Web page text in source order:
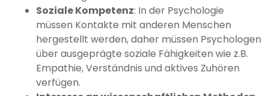
Soziale Kompetenz: In der Psychologie
müssen Kontakte mit anderen Menschen
hergestellt werden, daher müssen Psychologen
über ausgeprägte soziale Fähigkeiten wie z.B.
Empathie, Verständnis und aktives Zuhören
verfügen.